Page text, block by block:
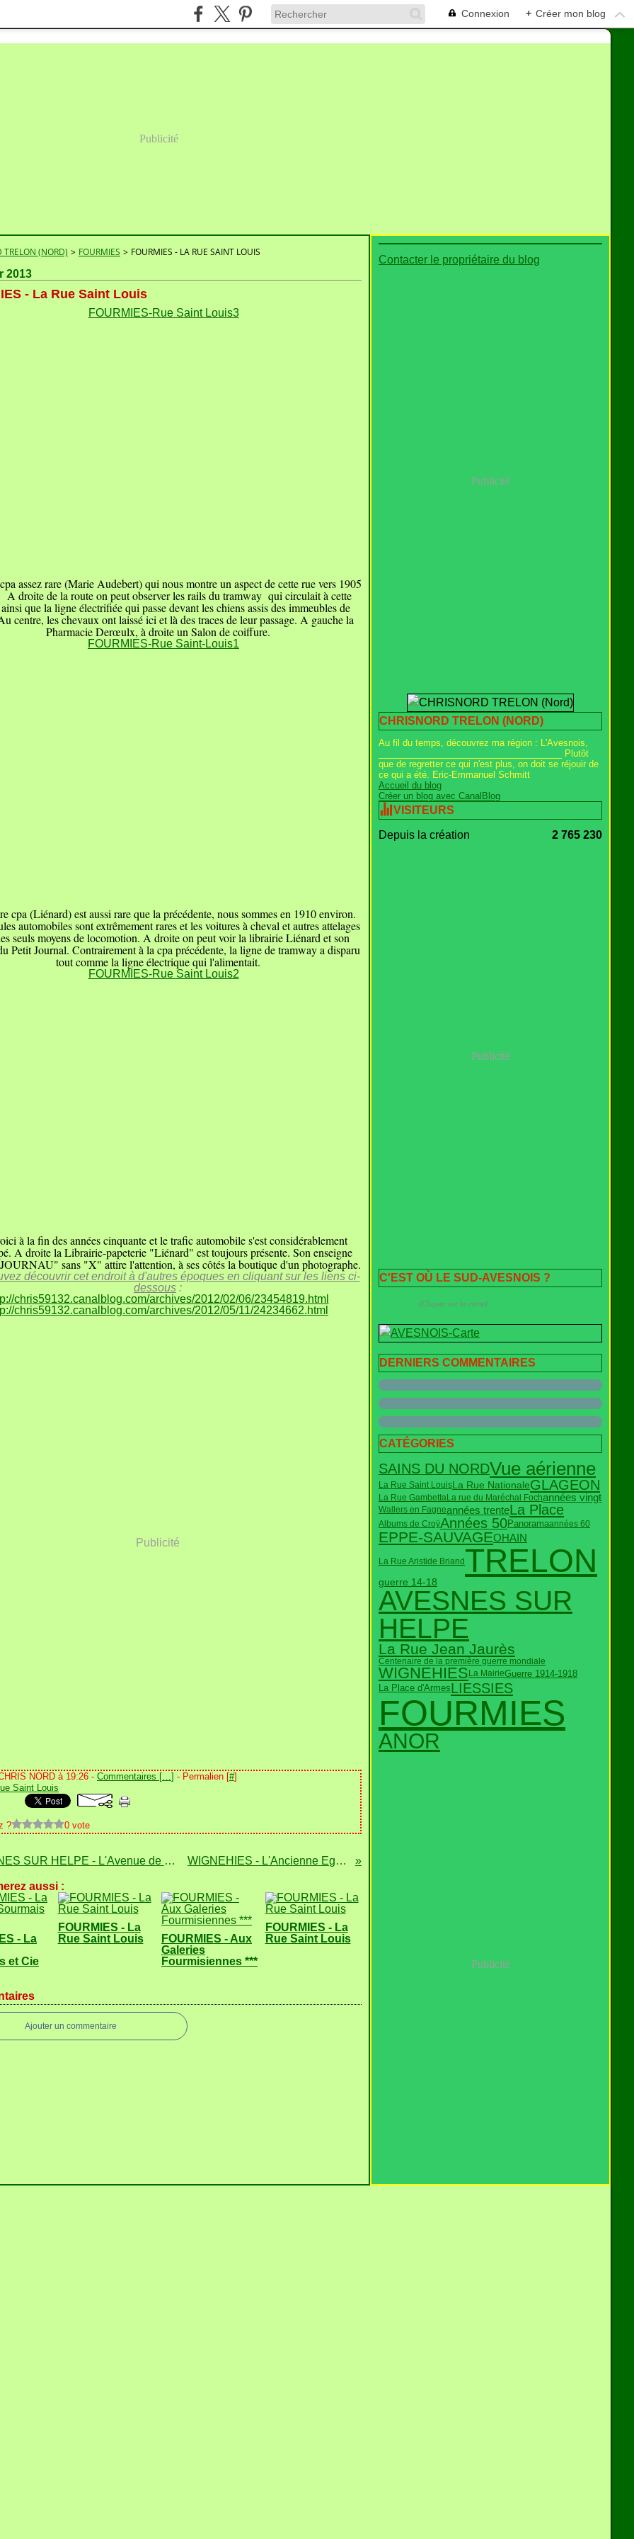
Connexion + Créer mon blog
Publicité
TRELON (NORD) > FOURMIES > FOURMIES - LA RUE SAINT LOUIS
2013
- La Rue Saint Louis
assez rare (Marie Audebert) qui nous montre un aspect de cette rue vers 1905
A droite de la route on peut observer les rails du tramway qui circulait à cette
que la ligne électrifiée qui passe devant les chiens assis des immeubles de
centre, les chevaux ont laissé ici et là des traces de leur passage. A gauche la
Pharmacie Derœulx, à droite un Salon de coiffure.
cpa (Liénard) est aussi rare que la précédente, nous sommes en 1910 environ.
automobiles sont extrêmement rares et les voitures à cheval et autres attelages
seuls moyens de locomotion. A droite on peut voir la librairie Liénard et son
Petit Journal. Contrairement à la cpa précédente, la ligne de tramway a disparu
tout comme la ligne électrique qui l'alimentait.
à la fin des années cinquante et le trafic automobile s'est considérablement
A droite la Librairie-papeterie "Liénard" est toujours présente. Son enseigne
sans "X" attire l'attention, à ses côtés la boutique d'un photographe.
découvrir cet endroit à d'autres époques en cliquant sur les liens ci-
dessous :
chris59132.canalblog.com/archives/2012/02/06/23454819.html
chris59132.canalblog.com/archives/2012/05/11/24234662.html
Publicité
NORD à 19:26 - Commentaires […] - Permalien [#]
Saint Louis
? 0 vote
AVESNES SUR HELPE - L'Avenue de la Gare WIGNEHIES - L'Ancienne Eglise ***
aussi :
- La
et Cie
FOURMIES - La
Rue Saint Louis
FOURMIES - Aux
Galeries
Fourmisiennes ***
FOURMIES - La
Rue Saint Louis
Ajouter un commentaire
Contacter le propriétaire du blog
Publicité
CHRISNORD TRELON (NORD)
Au fil du temps, découvrez ma région : L'Avesnois,
_____________________________________ Plutôt
que de regretter ce qui n'est plus, on doit se réjouir de
ce qui a été. Eric-Emmanuel Schmitt
Accueil du blog
Créer un blog avec CanalBlog
VISITEURS
Depuis la création 2 765 230
Publicité
C'EST OÙ LE SUD-AVESNOIS ?
(Cliquer sur la carte)
DERNIERS COMMENTAIRES
CATÉGORIES
SAINS DU NORDVue aérienne
La Rue Saint LouisLa Rue NationaleGLAGEON
La Rue GambettaLa rue du Maréchal Fochannées vingt
Wallers en Fagneannées trenteLa Place
Albums de CroÿAnnées 50Panoramaannées 60
EPPE-SAUVAGEOHAIN
La Rue Aristide BriandTRELON
guerre 14-18
AVESNES SUR
HELPE
La Rue Jean Jaurès
Centenaire de la première guerre mondiale
WIGNEHIES La MairieGuerre 1914-1918
La Place d'ArmesLIESSIES
FOURMIES
ANOR
Publicité